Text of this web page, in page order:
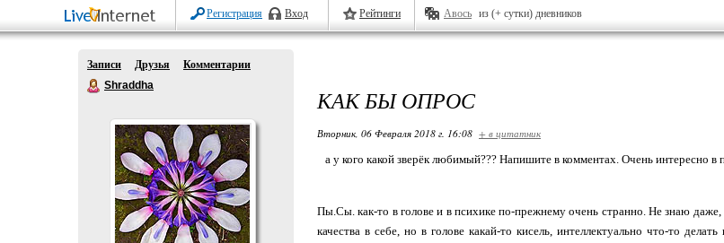
Регистрация Вход Рейтинги Авось из (+ сутки) дневников
Записи Друзья
Комментарии
Shraddha
КАК БЫ ОПРОС
Вторник, 06 Февраля 2018 г. 16:08 + в цитатник
а у кого какой зверёк любимый??? Напишите в комментах. Очень интересно в
Пы.Сы. как-то в голове и в психике по-прежнему очень странно. Не знаю
качества в себе, но в голове какай-то кисель, интеллектуально что-то